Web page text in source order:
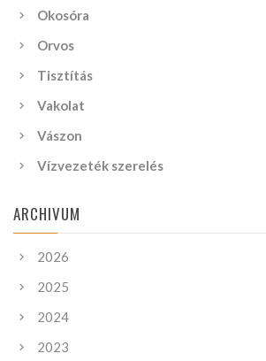
Okosóra
Orvos
Tisztítás
Vakolat
Vászon
Vízvezeték szerelés
ARCHIVUM
2026
2025
2024
2023